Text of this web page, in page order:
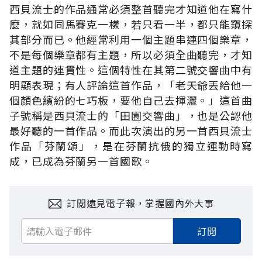
西貝流士的作品通常必須整首聽完才知道他在寫什
麼，就如同馬賽克一樣，若只看一半，都只能窺探
其部分而已。他經常利用一個主題串連四個樂章，
不是每個樂章都有主題，所以必須全曲聽完，才知
道主題的連貫性。這個特性在其第二號交響曲中有
明顯表現；有人評論這首作品，「老天爺丟給他一
個顏色繽紛的七巧板，要他自己去揮灑。」這首曲
子號稱是西貝流士的「田園交響曲」，也是公認他
最好聽的一首作品。而此次演出的另一首西貝流士
作品「芬蘭頌」，是在芬蘭抗俄的獨立運動時寫
成，已成為芬蘭另一首國歌。
訂閱遠見電子報，掌握國內外大事
訂閱